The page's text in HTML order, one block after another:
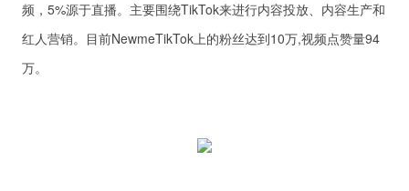
频，5%源于直播。主要围绕TikTok来进行内容投放、内容生产和
红人营销。目前NewmeTikTok上的粉丝达到10万,视频点赞量94
万。